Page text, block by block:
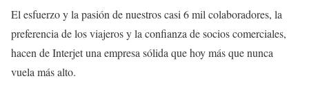
El esfuerzo y la pasión de nuestros casi 6 mil colaboradores, la
preferencia de los viajeros y la confianza de socios comerciales,
hacen de Interjet una empresa sólida que hoy más que nunca
vuela más alto.